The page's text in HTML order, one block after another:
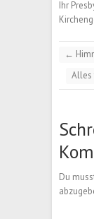
Ihr
←
Alles
Du